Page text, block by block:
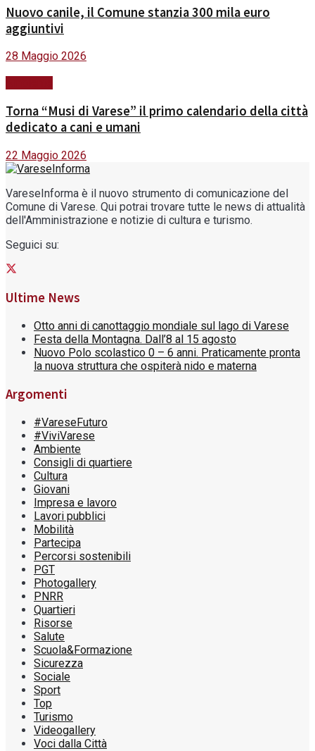
Nuovo canile, il Comune stanzia 300 mila euro
aggiuntivi
28 Maggio 2026
Torna “Musi di Varese” il primo calendario della città
dedicato a cani e umani
22 Maggio 2026
VareseInforma è il nuovo strumento di comunicazione del
Comune di Varese. Qui potrai trovare tutte le news di attualità
dell'Amministrazione e notizie di cultura e turismo.
Seguici su:
Ultime News
Otto anni di canottaggio mondiale sul lago di Varese
Festa della Montagna. Dall’8 al 15 agosto
Nuovo Polo scolastico 0 – 6 anni. Praticamente pronta
la nuova struttura che ospiterà nido e materna
Argomenti
#VareseFuturo
#ViviVarese
Ambiente
Consigli di quartiere
Cultura
Giovani
Impresa e lavoro
Lavori pubblici
Mobilità
Partecipa
Percorsi sostenibili
PGT
Photogallery
PNRR
Quartieri
Risorse
Salute
Scuola&Formazione
Sicurezza
Sociale
Sport
Top
Turismo
Videogallery
Voci dalla Città